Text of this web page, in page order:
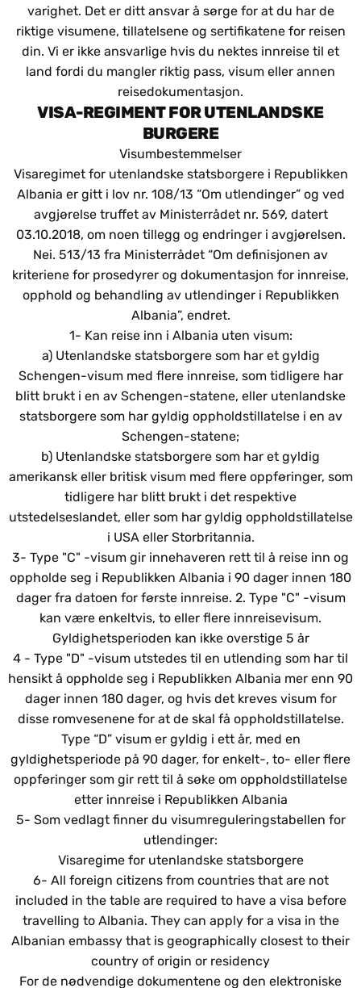
varighet. Det er ditt ansvar å sørge for at du har de
riktige visumene, tillatelsene og sertifikatene for reisen
din. Vi er ikke ansvarlige hvis du nektes innreise til et
land fordi du mangler riktig pass, visum eller annen
reisedokumentasjon.
VISA-REGIMENT FOR UTENLANDSKE
BURGERE
Visumbestemmelser
Visaregimet for utenlandske statsborgere i Republikken
Albania er gitt i lov nr. 108/13 “Om utlendinger” og ved
avgjørelse truffet av Ministerrådet nr. 569, datert
03.10.2018, om noen tillegg og endringer i avgjørelsen.
Nei. 513/13 fra Ministerrådet “Om definisjonen av
kriteriene for prosedyrer og dokumentasjon for innreise,
opphold og behandling av utlendinger i Republikken
Albania”, endret.
1- Kan reise inn i Albania uten visum:
a) Utenlandske statsborgere som har et gyldig
Schengen-visum med flere innreise, som tidligere har
blitt brukt i en av Schengen-statene, eller utenlandske
statsborgere som har gyldig oppholdstillatelse i en av
Schengen-statene;
b) Utenlandske statsborgere som har et gyldig
amerikansk eller britisk visum med flere oppføringer, som
tidligere har blitt brukt i det respektive
utstedelseslandet, eller som har gyldig oppholdstillatelse
i USA eller Storbritannia.
3- Type "C" -visum gir innehaveren rett til å reise inn og
oppholde seg i Republikken Albania i 90 dager innen 180
dager fra datoen for første innreise. 2. Type "C" -visum
kan være enkeltvis, to eller flere innreisevisum.
Gyldighetsperioden kan ikke overstige 5 år
4 - Type "D" -visum utstedes til en utlending som har til
hensikt å oppholde seg i Republikken Albania mer enn 90
dager innen 180 dager, og hvis det kreves visum for
disse romvesenene for at de skal få oppholdstillatelse.
Type “D” visum er gyldig i ett år, med en
gyldighetsperiode på 90 dager, for enkelt-, to- eller flere
oppføringer som gir rett til å søke om oppholdstillatelse
etter innreise i Republikken Albania
5- Som vedlagt finner du visumreguleringstabellen for
utlendinger:
Visaregime for utenlandske statsborgere
6- All foreign citizens from countries that are not
included in the table are required to have a visa before
travelling to Albania. They can apply for a visa in the
Albanian embassy that is geographically closest to their
country of origin or residency
For de nødvendige dokumentene og den elektroniske